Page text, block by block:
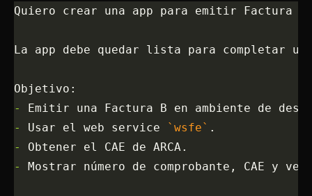
Quiero crear una app para emitir Factura
La app debe quedar lista para completar
Objetivo:
-
Emitir una Factura B en ambiente de
-
Usar el web service `wsfe` .
-
Obtener el CAE de ARCA.
-
Mostrar número de comprobante, CAE y